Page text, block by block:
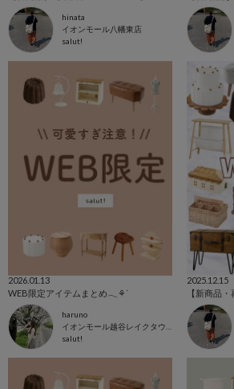
hinata
イオンモール八幡東店
salut!
2026.01.13
WEB限定アイテムまとめ𓂃⚘ᐝ
haruno
salut!
2025.12.15